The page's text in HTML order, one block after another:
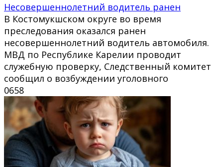
Несовершеннолетний водитель ранен
В Костомукшском округе во время
преследования оказался ранен
несовершеннолетний водитель автомобиля.
МВД по Республике Карелии проводит
служебную проверку, Следственный комитет
сообщил о возбуждении уголовного
0658